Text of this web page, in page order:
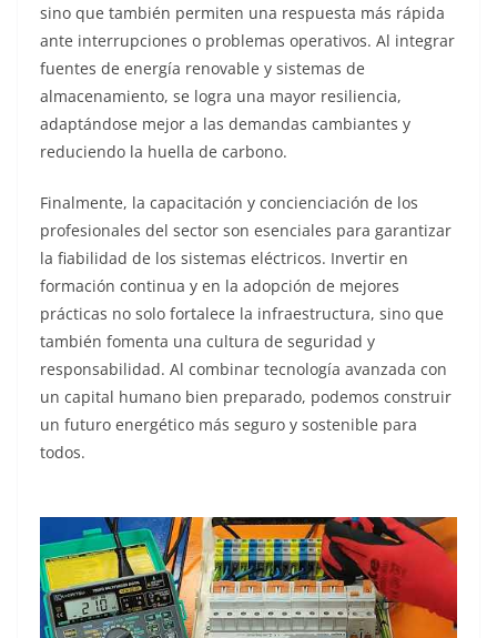
sino que también permiten una respuesta más rápida
ante interrupciones o problemas operativos. Al integrar
fuentes de energía renovable y sistemas de
almacenamiento, se logra una mayor resiliencia,
adaptándose mejor a las demandas cambiantes y
reduciendo la huella de carbono.
Finalmente, la capacitación y concienciación de los
profesionales del sector son esenciales para garantizar
la fiabilidad de los sistemas eléctricos. Invertir en
formación continua y en la adopción de mejores
prácticas no solo fortalece la infraestructura, sino que
también fomenta una cultura de seguridad y
responsabilidad. Al combinar tecnología avanzada con
un capital humano bien preparado, podemos construir
un futuro energético más seguro y sostenible para
todos.